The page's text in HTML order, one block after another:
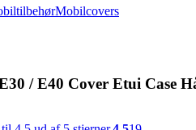
Mobilcovers
/ E40 Cover Etui Case